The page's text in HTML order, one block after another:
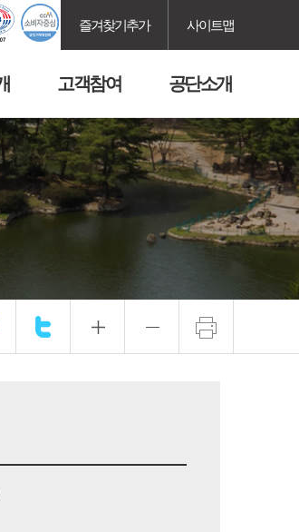
즐겨찾기추가 사이트맵
고객참여 공단소개